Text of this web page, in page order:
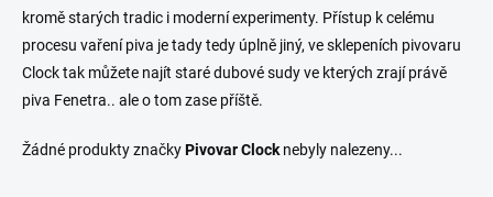
kromě starých tradic i moderní experimenty. Přístup k celému
procesu vaření piva je tady tedy úplně jiný, ve sklepeních pivovaru
Clock tak můžete najít staré dubové sudy ve kterých zrají právě
piva Fenetra.. ale o tom zase příště.
Žádné produkty značkyPivovar Clock nebyly nalezeny...